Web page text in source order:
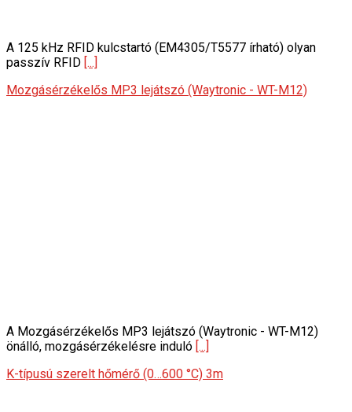
A 125 kHz RFID kulcstartó (EM4305/T5577 írható) olyan
passzív RFID [...]
Mozgásérzékelős MP3 lejátszó (Waytronic - WT-M12)
A Mozgásérzékelős MP3 lejátszó (Waytronic - WT-M12)
önálló, mozgásérzékelésre induló [...]
K-típusú szerelt hőmérő (0…600 °C) 3m